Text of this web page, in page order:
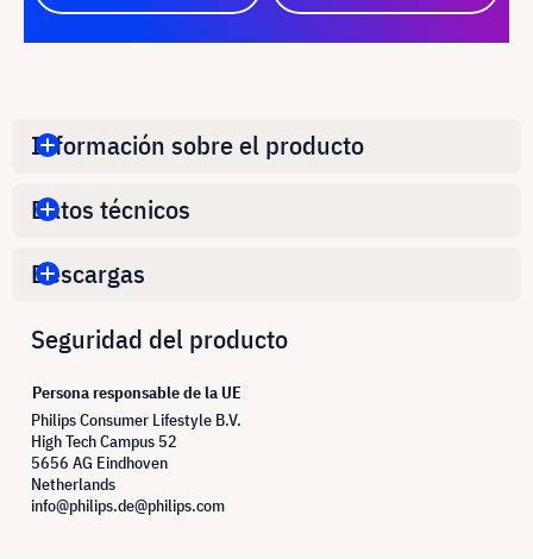
Información sobre el producto
Datos técnicos
Descargas
Seguridad del producto
Persona responsable de la UE
Philips Consumer Lifestyle B.V.
High Tech Campus 52
5656 AG Eindhoven
Netherlands
info@philips.de@philips.com